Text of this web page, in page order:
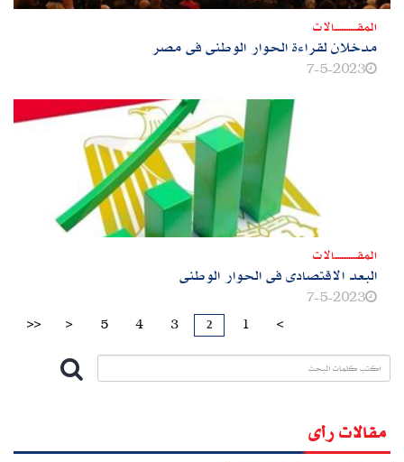
المقــــــــــــالات
مدخلان لقراءة الحوار الوطنى فى مصر
7-5-2023
المقــــــــــــالات
البعد الاقتصادى فى الحوار الوطنى
7-5-2023
>> > 5 4 3 2 1 <
مقالات رأى